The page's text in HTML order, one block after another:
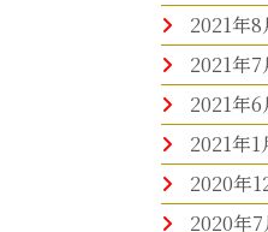
2021年8
2021年7
2021年6
2021年1
2020年
2020年7